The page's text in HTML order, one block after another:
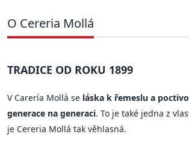
O Cereria Mollá
TRADICE OD ROKU 1899
V Carería Mollá se láska k řemeslu a
generace na generaci. To je také jedna z
je Cereria Mollá tak věhlasná.